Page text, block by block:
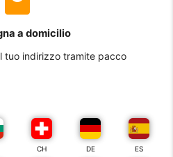
a domicilio
tuo indirizzo tramite pacco
CH DE ES